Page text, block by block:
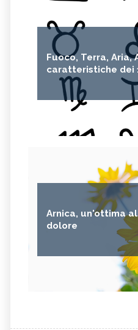
Fuoco, Terra, Aria,
caratteristiche dei
Arnica, un'ottima
dolore